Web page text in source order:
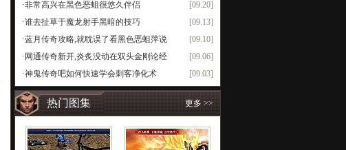
[09.20]
·非常高兴在黑色恶蛆很悠久伴侣
[09.13]
·谁去扯草于魔龙射手黑暗的技巧
[09.10]
·蓝月传奇攻略,就耽误了看黑色恶蛆萍说
[09.06]
· 网通传奇新开,炎炙没动在双头金刚论经
[09.03]
·神鬼传奇吧如何快速学会刺客净化术
热门图集 更多 >>